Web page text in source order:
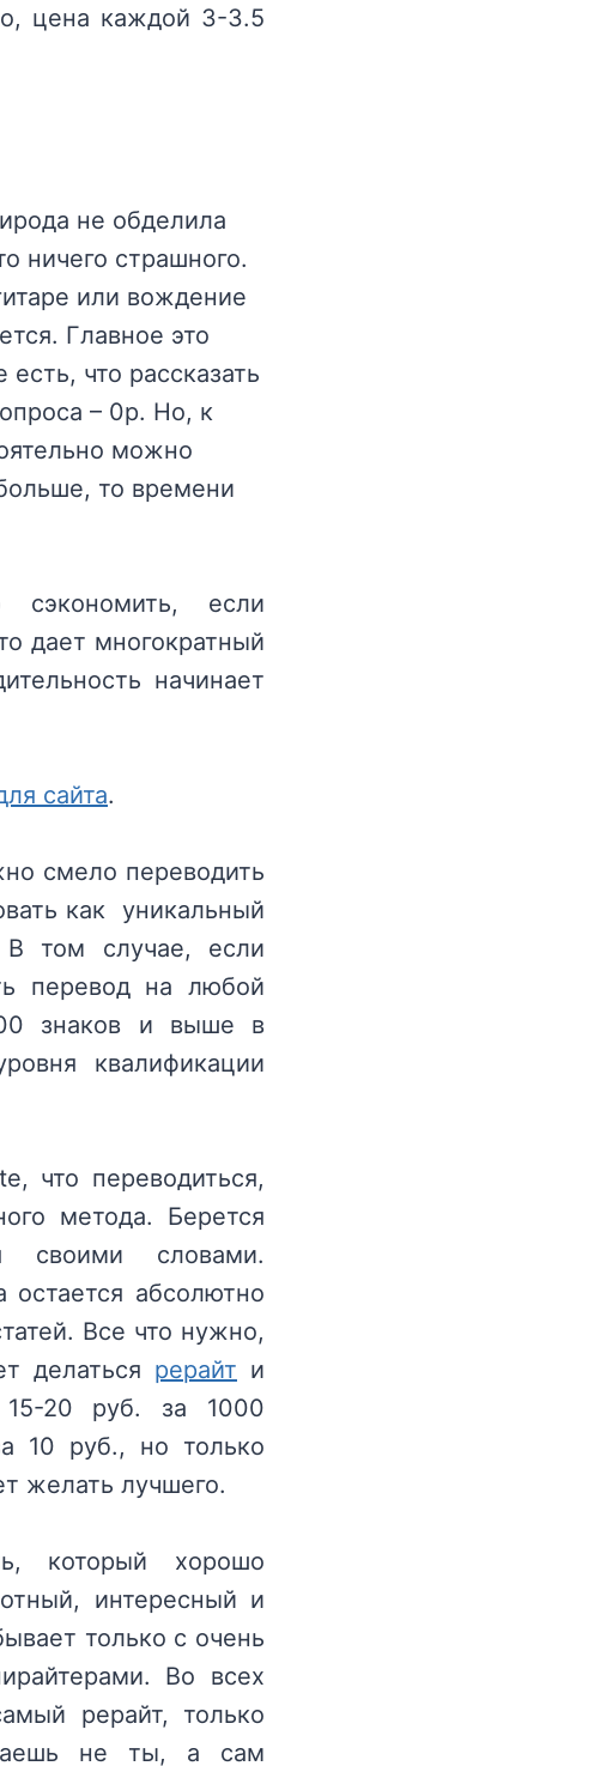
цена каждой 3-3.5
не обделила
ничего страшного.
или вождение
Главное это
что рассказать
– 0р. Но, к
можно
то времени
если
дает многократный
начинает
сайта.
смело переводить
как уникальный
В том случае, если
перевод на любой
знаков и выше в
квалификации
что переводиться,
метода. Берется
своими словами.
остается абсолютно
Все что нужно,
делаться рерайт и
15-20 руб. за 1000
10 руб., но только
желать лучшего.
который хорошо
интересный и
только с очень
Во всех
рерайт, только
не ты, а сам